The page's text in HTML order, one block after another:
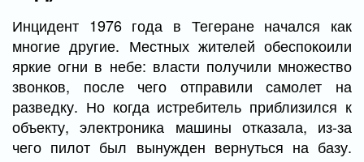
Инцидент 1976 года в Тегеране начался как
многие другие. Местных жителей обеспокоили
яркие огни в небе: власти получили множество
звонков, после чего отправили самолет на
разведку. Но когда истребитель приблизился к
объекту, электроника машины отказала, из-за
чего пилот был вынужден вернуться на базу.